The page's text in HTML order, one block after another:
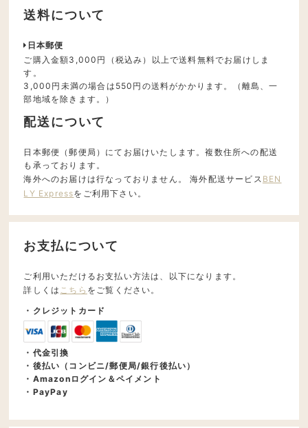
送料について
日本郵便
ご購入金額3,000円（税込み）以上で送料無料でお届けしま
す。
3,000円未満の場合は550円の送料がかかります。（離島、一
部地域を除きます。）
配送について
日本郵便（郵便局）にてお届けいたします。複数住所への配送
も承っております。
海外へのお届けは行なっておりません。 海外配送サービス BEN
LY Expressをご利用下さい。
お支払について
ご利用いただけるお支払い方法は、以下になります。
詳しくは こちら をご覧ください。
・クレジットカード
・代金引換
・後払い（コンビニ/郵便局/銀行後払い）
・Amazonログイン＆ペイメント
・PayPay